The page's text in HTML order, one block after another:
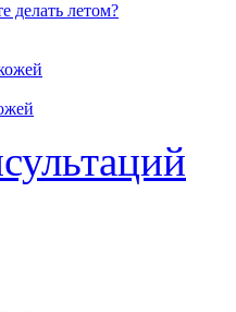
делать летом?